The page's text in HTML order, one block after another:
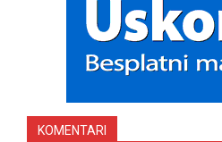
KOMENTARI